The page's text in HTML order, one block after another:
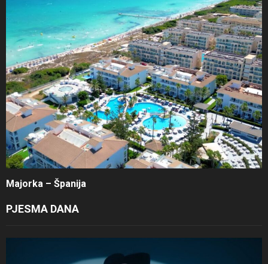
Majorka – Španija
PJESMA DANA